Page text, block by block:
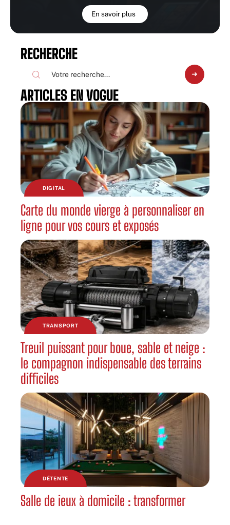
En savoir plus
RECHERCHE
ARTICLES EN VOGUE
DIGITAL
Carte du monde vierge à personnaliser en
ligne pour vos cours et exposés
TRANSPORT
Treuil puissant pour boue, sable et neige :
le compagnon indispensable des terrains
difficiles
DÉTENTE
Salle de jeux à domicile : transformer